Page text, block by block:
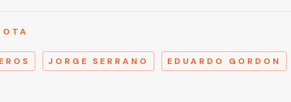
JORGE SERRANO EDUARDO GORDON